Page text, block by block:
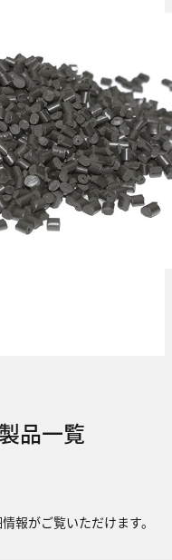
品一覧
報がご覧いただけます。